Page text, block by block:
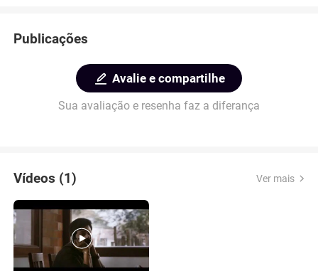
Publicações
Avalie e compartilhe
Sua avaliação e resenha faz a diferança
Vídeos (1) Ver mais